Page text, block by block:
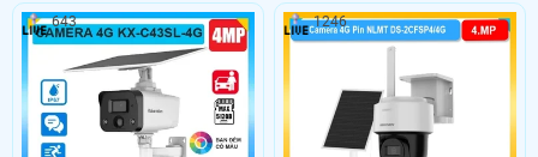
3.0Mp cho ra hình ảnh sắc nét, khe
cắm thẻ nhớ 265G, có thể phần biệt
người và xe và các tính năng AI
khác, hỗ trợ đàm thoại 2 chiều trên
camera
phù hợp lắp đặt ngoài trời chuẩn IP
66, có công nghệ AI được trang bị
643 1246